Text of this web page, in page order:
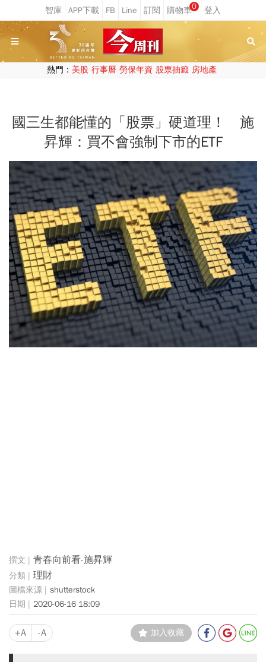
0
熱門： 美股 行事曆 勞保年資 股票抽籤 房地產
國三生都能懂的「股票」硬道理！ 施
昇輝：買不會強制下市的ETF
青春向前看-施昇輝
理財
shutterstock
2020-06-16 18:09
+A -A 加入收藏